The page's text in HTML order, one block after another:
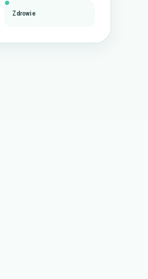
Zdrowie